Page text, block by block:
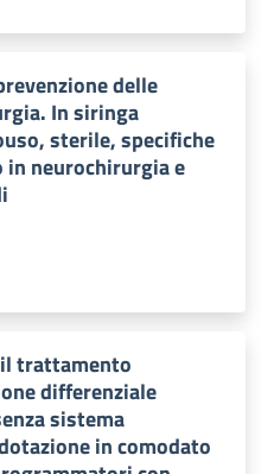
delle
In siringa
sterile, specifiche
neurochirurgia e
trattamento
differenziale
sistema
in comodato